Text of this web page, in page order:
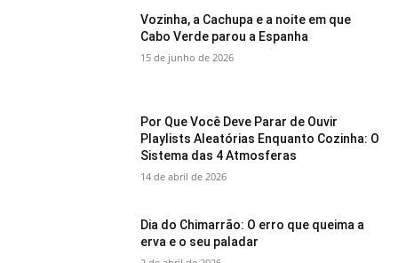
Vozinha, a Cachupa e a noite em que
Cabo Verde parou a Espanha
15 de junho de 2026
Por Que Você Deve Parar de Ouvir
Playlists Aleatórias Enquanto Cozinha: O
Sistema das 4 Atmosferas
14 de abril de 2026
Dia do Chimarrão: O erro que queima a
erva e o seu paladar